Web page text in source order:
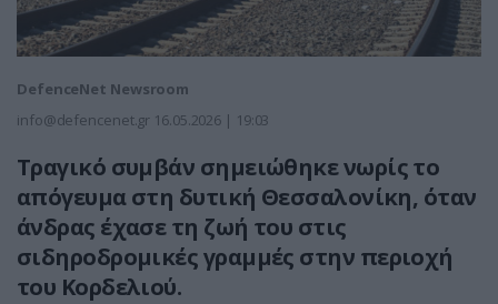
DefenceNet Newsroom
info@defencenet.gr 16.05.2026 | 19:03
Τραγικό συμβάν σημειώθηκε νωρίς το
απόγευμα στη δυτική Θεσσαλονίκη, όταν
άνδρας έχασε τη ζωή του στις
σιδηροδρομικές γραμμές στην περιοχή
του Κορδελιού.